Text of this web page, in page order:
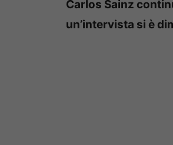
Carlos Sainz
un’intervista si è